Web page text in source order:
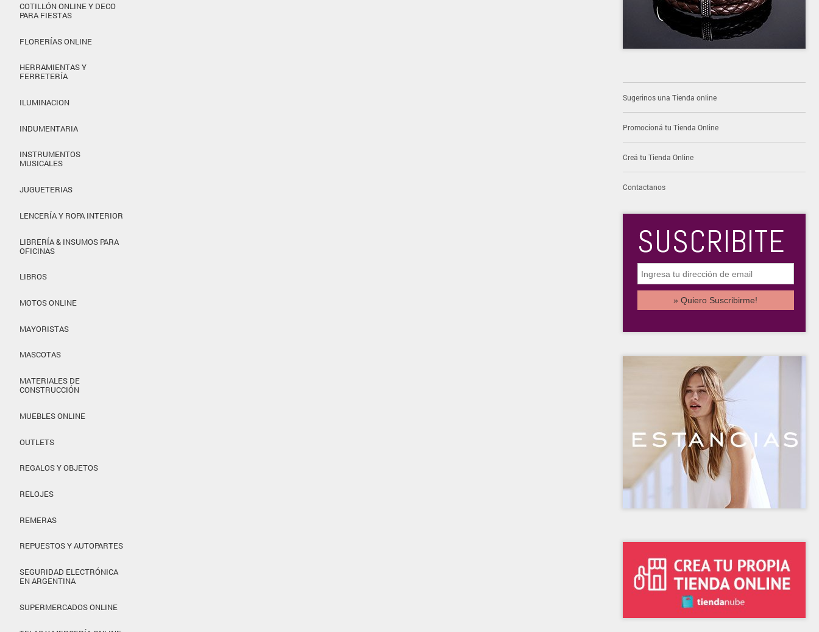
COTILLÓN ONLINE Y DECO
PARA FIESTAS
FLORERÍAS ONLINE
HERRAMIENTAS Y
FERRETERÍA
ILUMINACION
INDUMENTARIA
INSTRUMENTOS
MUSICALES
JUGUETERIAS
LENCERÍA Y ROPA INTERIOR
LIBRERÍA & INSUMOS PARA
OFICINAS
LIBROS
MOTOS ONLINE
MAYORISTAS
MASCOTAS
MATERIALES DE
CONSTRUCCIÓN
MUEBLES ONLINE
OUTLETS
REGALOS Y OBJETOS
RELOJES
REMERAS
REPUESTOS Y AUTOPARTES
SEGURIDAD ELECTRÓNICA
EN ARGENTINA
SUPERMERCADOS ONLINE
Sugerinos una Tienda online
Promocioná tu Tienda Online
Creá tu Tienda Online
Contactanos
SUSCRIBITE